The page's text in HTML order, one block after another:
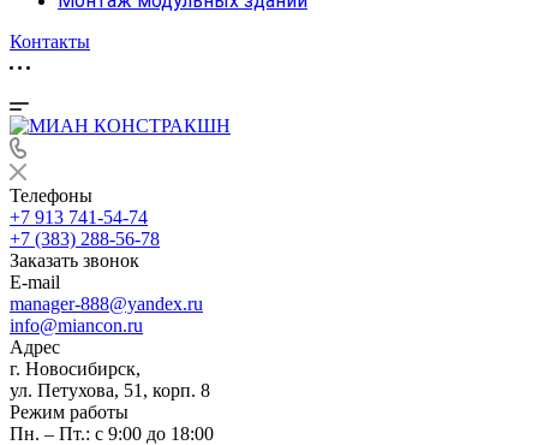
Контакты
Телефоны
+7 913 741-54-74
+7 (383) 288-56-78
Заказать звонок
E-mail
manager-888@yandex.ru
info@miancon.ru
Адрес
г. Новосибирск,
ул. Петухова, 51, корп. 8
Режим работы
Пн. – Пт.: с 9:00 до 18:00